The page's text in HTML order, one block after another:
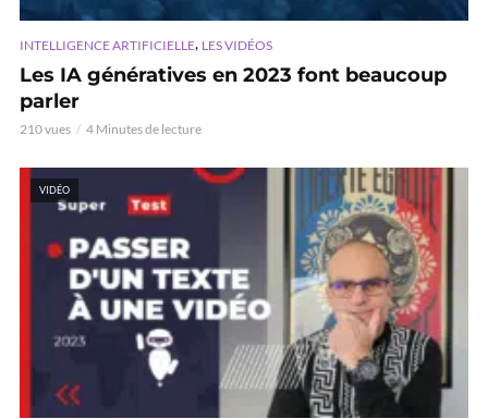
INTELLIGENCE ARTIFICIELLE, LES VIDÉOS
Les IA génératives en 2023 font beaucoup
parler
210 vues 4 Minutes de lecture
VIDÉO